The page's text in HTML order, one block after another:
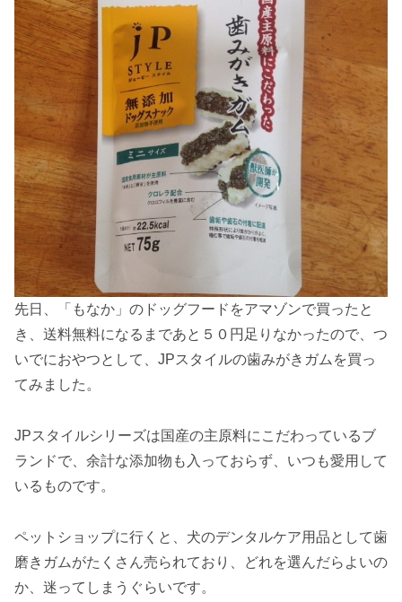
先日、「もなか」のドッグフードをアマゾンで買ったと
き、送料無料になるまであと５０円足りなかったので、つ
いでにおやつとして、JPスタイルの歯みがきガムを買っ
てみました。
JPスタイルシリーズは国産の主原料にこだわっているブ
ランドで、余計な添加物も入っておらず、いつも愛用して
いるものです。
ペットショップに行くと、犬のデンタルケア用品として歯
磨きガムがたくさん売られており、どれを選んだらよいの
か、迷ってしまうぐらいです。